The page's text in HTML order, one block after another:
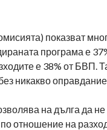
показват
програма е
е 38% от БВП.
никакво оправдание.
на дълга да не
отношение на